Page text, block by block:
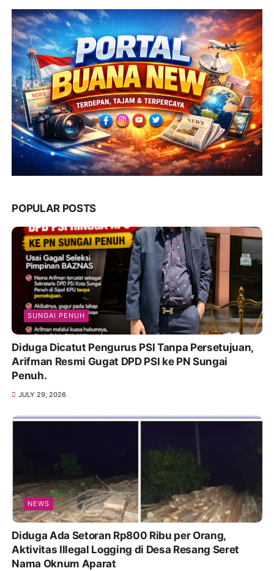
POPULAR POSTS
SUNGAI PENUH
Diduga Dicatut Pengurus PSI Tanpa Persetujuan,
Arifman Resmi Gugat DPD PSI ke PN Sungai
Penuh.
JULY 29, 2026
NEWS
Diduga Ada Setoran Rp800 Ribu per Orang,
Aktivitas Illegal Logging di Desa Resang Seret
Nama Oknum Aparat